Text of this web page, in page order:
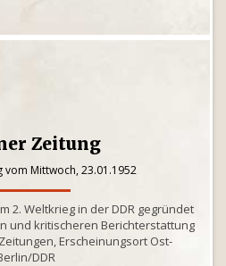
Zeitung
vom Mittwoch, 23.01.1952
2. Weltkrieg in der DDR gegründet
und kritischeren Berichterstattung
Erscheinungsort Ost-
DDR